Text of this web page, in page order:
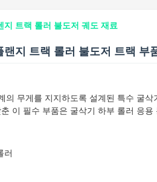
지 트랙 롤러 불도저 궤도 재료
지 트랙 롤러 불도저 트랙 부
의 무게를 지지하도록 설계된 특수 굴
이 필수 부품은 굴삭기 하부 롤러 응용
러